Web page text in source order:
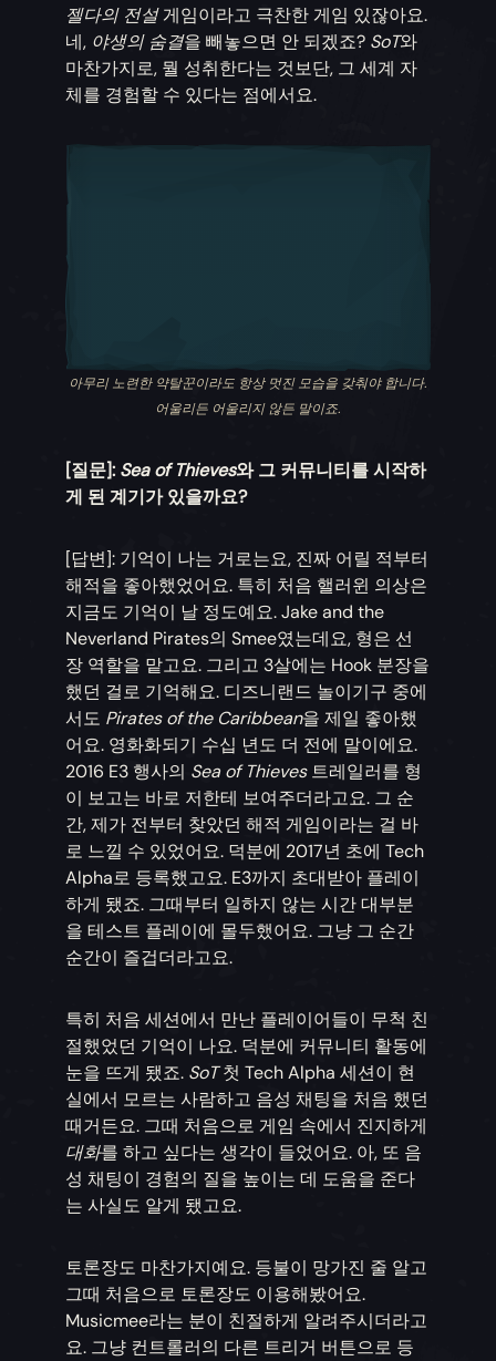
젤다의 전설게임이라고 극찬한 게임 있잖아요.
네, 야생의 숨결을 빼놓으면 안 되겠죠? SoT와
마찬가지로, 뭘 성취한다는 것보단, 그 세계 자
체를 경험할 수 있다는 점에서요.
아무리 노련한 약탈꾼이라도 항상 멋진 모습을 갖춰야 합니다.
어울리든 어울리지 않든 말이죠.
[질문]: Sea of Thieves와 그 커뮤니티를 시작하
게 된 계기가 있을까요?
[답변]: 기억이 나는 거로는요, 진짜 어릴 적부터
해적을 좋아했었어요. 특히 처음 핼러윈 의상은
지금도 기억이 날 정도예요. Jake and the
Neverland Pirates의 Smee였는데요, 형은 선
장 역할을 맡고요. 그리고 3살에는 Hook 분장을
했던 걸로 기억해요. 디즈니랜드 놀이기구 중에
서도 Pirates of the Caribbean을 제일 좋아했
어요. 영화화되기 수십 년도 더 전에 말이에요.
2016 E3 행사의 Sea of Thieves트레일러를 형
이 보고는 바로 저한테 보여주더라고요. 그 순
간, 제가 전부터 찾았던 해적 게임이라는 걸 바
로 느낄 수 있었어요. 덕분에 2017년 초에 Tech
Alpha로 등록했고요. E3까지 초대받아 플레이
하게 됐죠. 그때부터 일하지 않는 시간 대부분
을 테스트 플레이에 몰두했어요. 그냥 그 순간
순간이 즐겁더라고요.
특히 처음 세션에서 만난 플레이어들이 무척 친
절했었던 기억이 나요. 덕분에 커뮤니티 활동에
눈을 뜨게 됐죠. SoT첫 Tech Alpha 세션이 현
실에서 모르는 사람하고 음성 채팅을 처음 했던
때거든요. 그때 처음으로 게임 속에서 진지하게
대화를 하고 싶다는 생각이 들었어요. 아, 또 음
성 채팅이 경험의 질을 높이는 데 도움을 준다
는 사실도 알게 됐고요.
토론장도 마찬가지예요. 등불이 망가진 줄 알고
그때 처음으로 토론장도 이용해봤어요.
Musicmee라는 분이 친절하게 알려주시더라고
요. 그냥 컨트롤러의 다른 트리거 버튼으로 등